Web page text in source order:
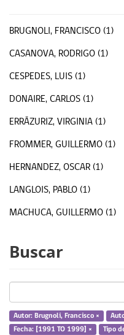
BRUGNOLI, FRANCISCO (1)
CASANOVA, RODRIGO (1)
CESPEDES, LUIS (1)
DONAIRE, CARLOS (1)
ERRÁZURIZ, VIRGINIA (1)
FROMMER, GUILLERMO (1)
HERNANDEZ, OSCAR (1)
LANGLOIS, PABLO (1)
MACHUCA, GUILLERMO (1)
... MÁS
Materia
Buscar
Autor: Brugnoli, Francisco ×
Fecha: [1991 TO 1999] ×
Tipo